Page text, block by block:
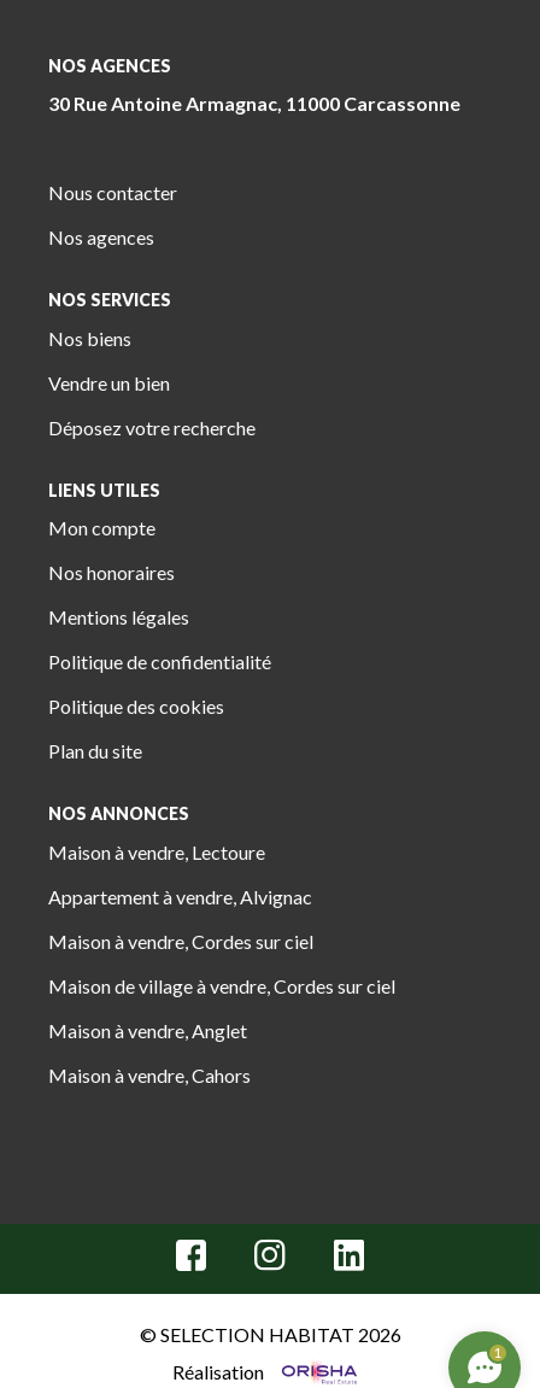
NOS AGENCES
30 Rue Antoine Armagnac, 11000 Carcassonne
Nous contacter
Nos agences
NOS SERVICES
Nos biens
Vendre un bien
Déposez votre recherche
LIENS UTILES
Mon compte
Nos honoraires
Mentions légales
Politique de confidentialité
Politique des cookies
Plan du site
NOS ANNONCES
Maison à vendre, Lectoure
Appartement à vendre, Alvignac
Maison à vendre, Cordes sur ciel
Maison de village à vendre, Cordes sur ciel
Maison à vendre, Anglet
Maison à vendre, Cahors
© SELECTION HABITAT 2026
Réalisation
1